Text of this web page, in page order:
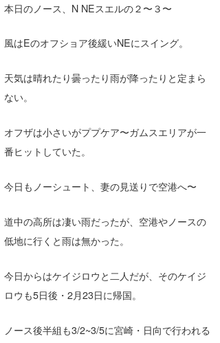
本日のノース、N NEスエルの２〜３〜
風はEのオフショア後緩いNEにスイング。
天気は晴れたり曇ったり雨が降ったりと定まら
ない。
オフザは小さいがププケア〜ガムスエリアが一
番ヒットしていた。
今日もノーシュート、妻の見送りで空港へ〜
道中の高所は凄い雨だったが、空港やノースの
低地に行くと雨は無かった。
今日からはケイジロウと二人だが、そのケイジ
ロウも5日後・2月23日に帰国。
ノース後半組も3/2~3/5に宮崎・日向で行われる
ライター/寄稿メディア
Naoya Kimoto
Yasunari Inoue
Yoshiyuki Obata
DELTA FORCE SURF
熊谷素子
メディア
Colors MAGAZINE
WAVAL
中浦“JET”章
進士剛光
植村未来
波伝説スタッフ
☆加藤
Aichan
ECE
波伝説